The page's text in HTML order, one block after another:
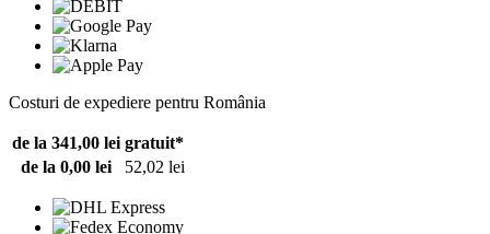
Costuri de expediere pentru România
de la 341,00 lei gratuit*
de la 0,00 lei
52,02 lei